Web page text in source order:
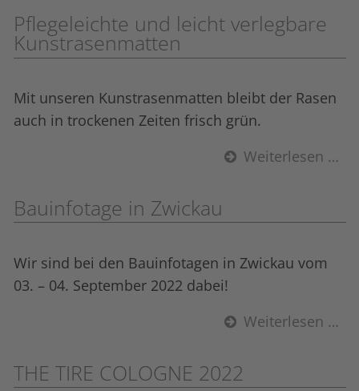
Pflegeleichte und leicht verlegbare
Kunstrasen­matten
Mit unseren Kunstrasen­matten bleibt der Rasen
auch in trockenen Zeiten frisch grün.
Weiterlesen …
Bauinfotage in Zwickau
Wir sind bei den Bauinfotagen in Zwickau vom
03. – 04. September 2022 dabei!
Weiterlesen …
THE TIRE COLOGNE 2022